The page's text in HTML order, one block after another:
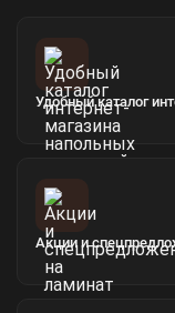
Удобный каталог
Акции и